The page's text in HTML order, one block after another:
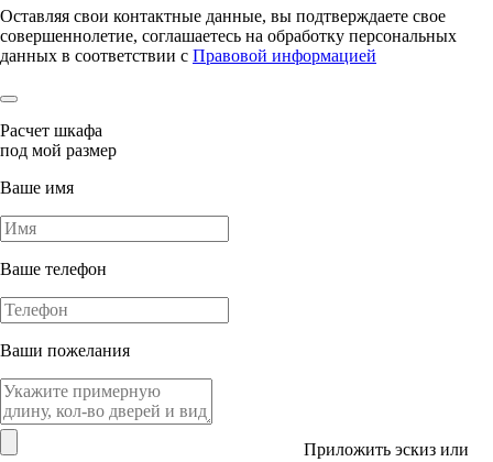
Оставляя свои контактные данные, вы подтверждаете свое
совершеннолетие, соглашаетесь на обработку персональных
данных в соответствии с Правовой информацией
Расчет шкафа
под мой размер
Ваше имя
Ваше телефон
Ваши пожелания
Приложить эскиз или